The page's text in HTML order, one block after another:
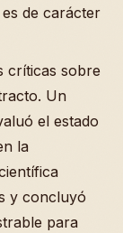
de carácter
críticas sobre
Un
el estado
la
y concluyó
para